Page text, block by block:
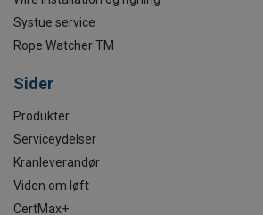
Systue service
Rope Watcher TM
Sider
Produkter
Serviceydelser
Kranleverandør
Viden om løft
CertMax+